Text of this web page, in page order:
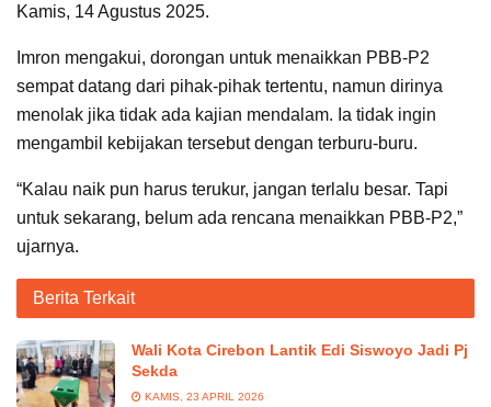
Kamis, 14 Agustus 2025.
Imron mengakui, dorongan untuk menaikkan PBB-P2
sempat datang dari pihak-pihak tertentu, namun dirinya
menolak jika tidak ada kajian mendalam. Ia tidak ingin
mengambil kebijakan tersebut dengan terburu-buru.
“Kalau naik pun harus terukur, jangan terlalu besar. Tapi
untuk sekarang, belum ada rencana menaikkan PBB-P2,”
ujarnya.
Berita Terkait
Wali Kota Cirebon Lantik Edi Siswoyo Jadi Pj
Sekda
KAMIS, 23 APRIL 2026